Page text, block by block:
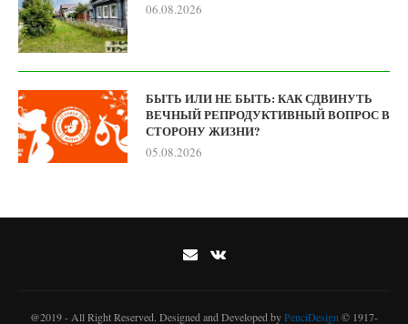
06.08.2026
БЫТЬ ИЛИ НЕ БЫТЬ: КАК СДВИНУТЬ
ВЕЧНЫЙ РЕПРОДУКТИВНЫЙ ВОПРОС В
СТОРОНУ ЖИЗНИ?
05.08.2026
@2019 - All Right Reserved. Designed and Developed byPenciDesign © 1917-